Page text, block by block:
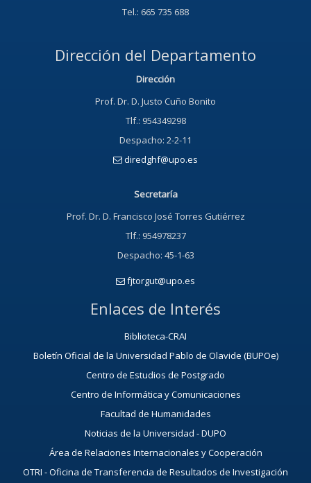
Tel.: 665 735 688
Dirección del Departamento
Dirección
Prof. Dr. D. Justo Cuño Bonito
Tlf.: 954349298
Despacho: 2-2-11
diredghf@upo.es
Secretaría
Prof. Dr. D. Francisco José Torres Gutiérrez
Tlf.: 954978237
Despacho: 45-1-63
fjtorgut@upo.es
Enlaces de Interés
Biblioteca-CRAI
Boletín Oficial de la Universidad Pablo de Olavide (BUPOe)
Centro de Estudios de Postgrado
Centro de Informática y Comunicaciones
Facultad de Humanidades
Noticias de la Universidad - DUPO
Área de Relaciones Internacionales y Cooperación
OTRI - Oficina de Transferencia de Resultados de Investigación